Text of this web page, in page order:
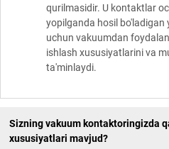
qurilmasidir. U kontaktlar
yopilganda hosil bo'ladigan
uchun vakuumdan
ishlash xususiyatlarini va
ta'minlaydi.
Sizning vakuum kontaktoringizda
xususiyatlari mavjud?